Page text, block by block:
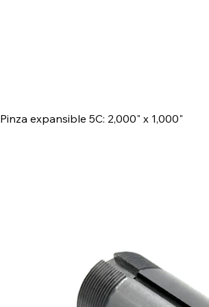
Pinza expansible 5C: 2,000" x 1,000"